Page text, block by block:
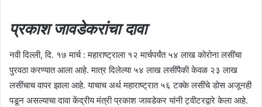
प्रकाश जावडेकरांचा दावा
नवी दिल्ली, दि. १७ मार्च : महाराष्ट्राला १२ मार्चपर्यंत ५४ लाख कोरोना लसींचा
पुरवठा करण्यात आला आहे. मात्र दिलेल्या ५४ लाख लसींपैकी केवळ २३ लाख
लसींचाच वापर झाला आहे. याचाच अर्थ महाराष्ट्रात ५६ टक्के लसींचे डोस अजूनही
पडून असल्याचा दावा केंद्रीय मंत्री प्रकाश जावडेकर यांनी ट्वीटरद्वारे केला आहे.